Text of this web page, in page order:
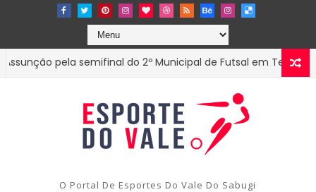
pela semifinal do 2º Municipal de Futsal em Tenório-PB
O Portal De Esportes Do Vale Do Sabugi